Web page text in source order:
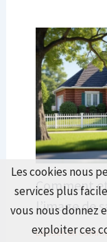
Comment
l’image de
Laisser un
Les cookies nous
services plus
vous nous donnez
exploiter ces